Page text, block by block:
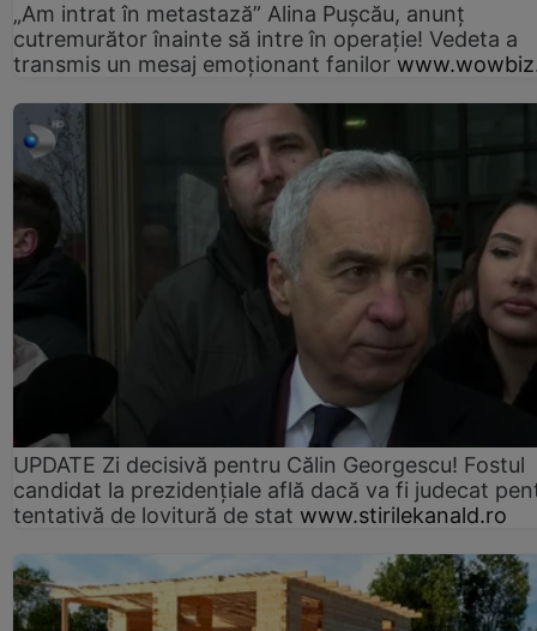
„Am intrat în metastază” Alina Pușcău, anunț
cutremurător înainte să intre în operație! Vedeta a
transmis un mesaj emoționant fanilor
UPDATE Zi decisivă pentru Călin Georgescu! Fostul
candidat la prezidențiale află dacă va fi judecat
tentativă de lovitură de stat www.stirilekanald.ro